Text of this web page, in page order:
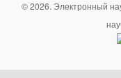
© 2026. Электронный